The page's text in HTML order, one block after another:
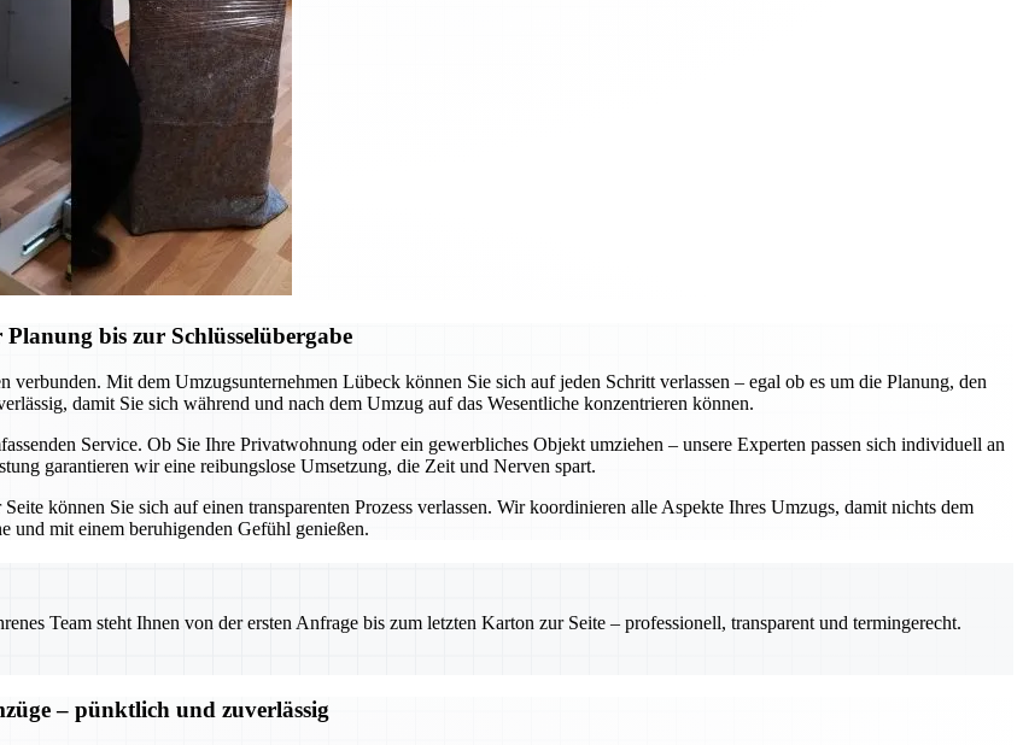
bis zur Schlüsselübergabe
Mit dem Umzugsunternehmen Lübeck können Sie sich auf jeden Schritt verlassen – egal ob es um die Planung, den
damit Sie sich während und nach dem Umzug auf das Wesentliche konzentrieren können.
Service. Ob Sie Ihre Privatwohnung oder ein gewerbliches Objekt umziehen – unsere Experten passen sich individuell an
garantieren wir eine reibungslose Umsetzung, die Zeit und Nerven spart.
können Sie sich auf einen transparenten Prozess verlassen. Wir koordinieren alle Aspekte Ihres Umzugs, damit nichts dem
und mit einem beruhigenden Gefühl genießen.
Team steht Ihnen von der ersten Anfrage bis zum letzten Karton zur Seite – professionell, transparent und termingerecht.
– pünktlich und zuverlässig